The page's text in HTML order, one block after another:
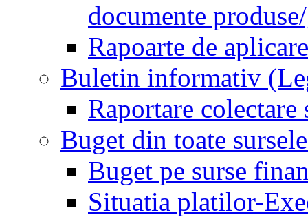
documente
Rapoarte de
Buletin informativ
Raportare colectare
Buget din toate
Buget pe surse
Situatia platilor-